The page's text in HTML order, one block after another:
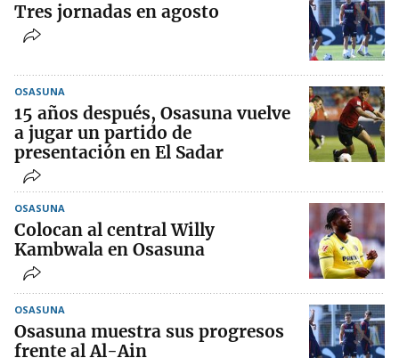
Tres jornadas en agosto
OSASUNA
15 años después, Osasuna vuelve
a jugar un partido de
presentación en El Sadar
OSASUNA
Colocan al central Willy
Kambwala en Osasuna
OSASUNA
Osasuna muestra sus progresos
frente al Al-Ain